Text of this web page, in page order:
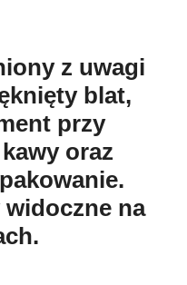
z uwagi
blat,
przy
oraz
na